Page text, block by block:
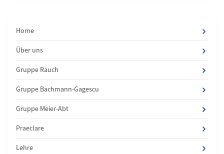
Home
Über uns
Gruppe Rauch
Gruppe Bachmann-Gagescu
Gruppe Meier-Abt
Praeclare
Lehre